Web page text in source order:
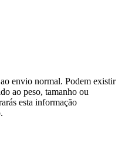
envio normal. Podem existir
ao peso, tamanho ou
esta informação